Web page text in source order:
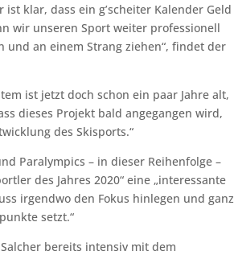
klar, dass ein g’scheiter Kalender Geld
wir unseren Sport weiter professionell
an einem Strang ziehen“, findet der
ist jetzt doch schon ein paar Jahre alt,
dieses Projekt bald angegangen wird,
des Skisports.“
Paralympics – in dieser Reihenfolge –
des Jahres 2020“ eine „interessante
irgendwo den Fokus hinlegen und ganz
setzt.“
bereits intensiv mit dem